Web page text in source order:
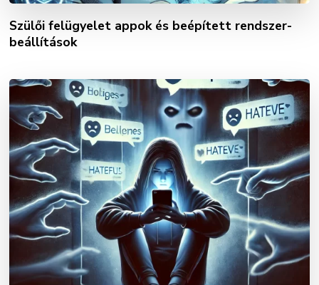
Szülői felügyelet appok és beépített rendszer-
beállítások